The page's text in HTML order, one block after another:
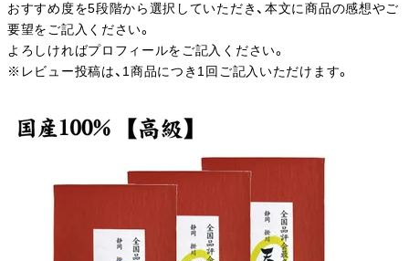
おすすめ度を5段階から選択していただき、本文に商品の感想やご
要望をご記入ください。
よろしければプロフィールをご記入ください。
※レビュー投稿は、1商品につき1回ご記入いただけます。